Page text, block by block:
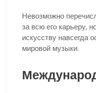
Невозможно
за всю его карьеру,
искусству навсегда
мировой музыки.